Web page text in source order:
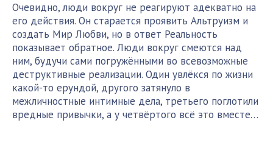
Очевидно, люди вокруг не реагируют адекватно на
его действия. Он старается проявить Альтруизм и
создать Мир Любви, но в ответ Реальность
показывает обратное. Люди вокруг смеются над
ним, будучи сами погружёнными во всевозможные
деструктивные реализации. Один увлёкся по жизни
какой-то ерундой, другого затянуло в
межличностные интимные дела, третьего поглотили
вредные привычки, а у четвёртого всё это вместе…